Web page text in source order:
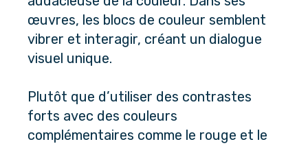
œuvres, les blocs de couleur semblent
vibrer et interagir, créant un dialogue
visuel unique.
Plutôt que d’utiliser des contrastes
forts avec des couleurs
complémentaires comme le rouge et le